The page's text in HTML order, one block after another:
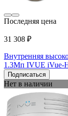
Последняя цена
31 308 ₽
Внутренняя
1.3Мп IVUE iVue-
Подписаться
Нет в наличии